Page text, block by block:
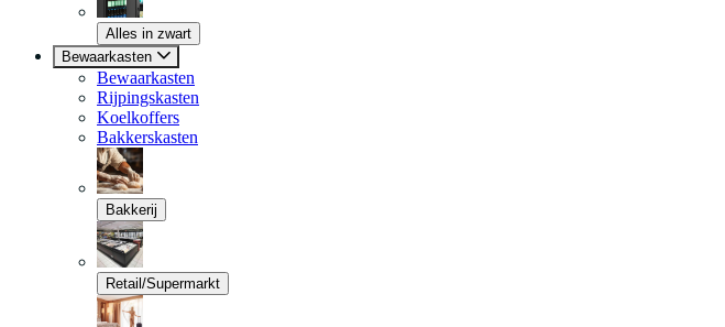
Alles in zwart
Bewaarkasten
Bewaarkasten
Rijpingskasten
Koelkoffers
Bakkerskasten
Bakkerij
Retail/Supermarkt